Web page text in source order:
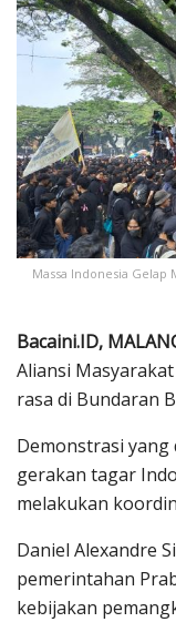
Massa Indonesia Gelap
Bacaini.ID,
Aliansi
rasa di Bundaran
Demonstrasi
gerakan tagar
melakukan
Daniel Alexandre
pemerintahan
kebijakan